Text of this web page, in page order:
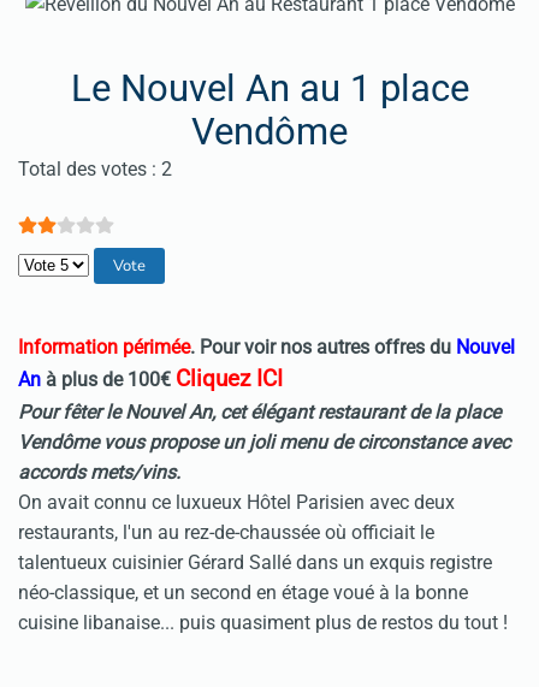
Le Nouvel An au 1 place
Vendôme
Vote utilisateur:2/
Total des votes : 2
Veuillez voter
Information périmée. Pour voir nos autres offres du Nouvel
An à plus de 100€ Cliquez ICI
Pour fêter le Nouvel An, cet élégant restaurant de la place
Vendôme vous propose un joli menu de circonstance avec
accords mets/vins.
On avait connu ce luxueux Hôtel Parisien avec deux
restaurants, l'un au rez-de-chaussée où officiait le
talentueux cuisinier Gérard Sallé dans un exquis registre
néo-classique, et un second en étage voué à la bonne
cuisine libanaise... puis quasiment plus de restos du tout !